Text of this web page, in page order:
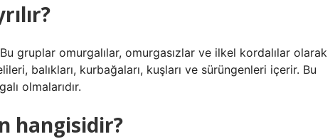
gruplar omurgalılar, omurgasızlar ve ilkel kordalılar olarak
balıkları, kurbağaları, kuşları ve sürüngenleri içerir. Bu
olmalarıdır.
hangisidir?